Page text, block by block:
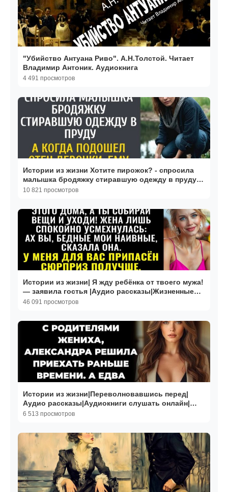
"Убийство Антуана Риво". А.Н.Толстой. Читает
Владимир Антоник. Аудиокнига
4 491 просмотров
Истории из жизни Хотите пирожок? - спросила
малышка бродяжку стиравшую одежду в пруду…
10 821 просмотров
Истории из жизни| Я жду ребёнка от твоего мужа!
— заявила гостья |Аудио рассказы|Жизненные
истории
46 091 просмотров
Истории из жизни|Переволновавшись перед|
Аудио рассказы|Аудиокниги слушать онлайн|
Жизненные истории
6 513 просмотров